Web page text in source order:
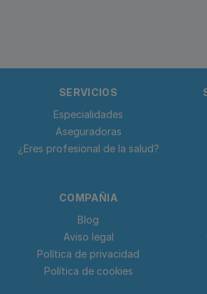
SERVICIOS
Especialidades
Aseguradoras
¿Eres profesional de la salud?
COMPAÑIA
Blog
Aviso legal
Política de privacidad
Política de cookies